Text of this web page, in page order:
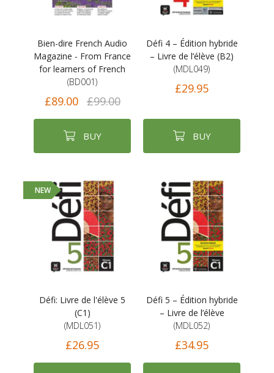
Bien-dire French Audio
Magazine - From France
for learners of French
(BD001)
£89.00 £99.00
BUY
Défi 4 – Édition hybride
– Livre de l’élève (B2)
(MDL049)
£29.95
BUY
NEW
Défi: Livre de l'élève 5
(C1)
(MDL051)
£26.95
Défi 5 – Édition hybride
– Livre de l’élève
(MDL052)
£34.95